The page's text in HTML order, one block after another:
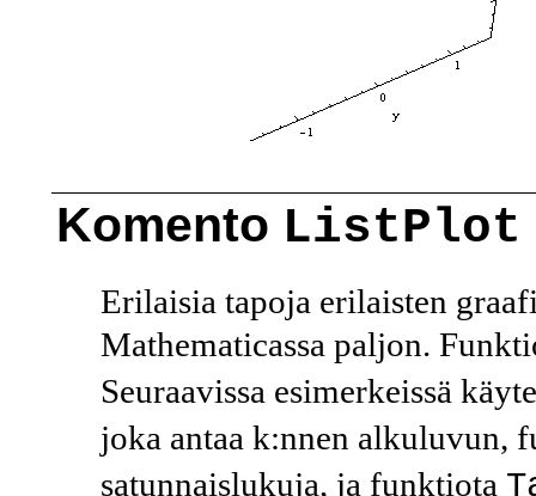
Komento ListPlot
Erilaisia tapoja erilaisten
Mathematicassa paljon.
Seuraavissa esimerkeissä
joka antaa k:nnen alkuluvun,
satunnaislukuja, ja funktiota